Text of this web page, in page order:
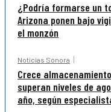
¿Podría formarse un
Arizona ponen bajo
el monzón
Noticias Sonora
Crece
superan niveles de
año, según